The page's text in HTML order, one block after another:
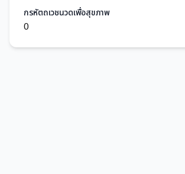
กรหัตถเวชนวดเพื่อสุขภาพ
0